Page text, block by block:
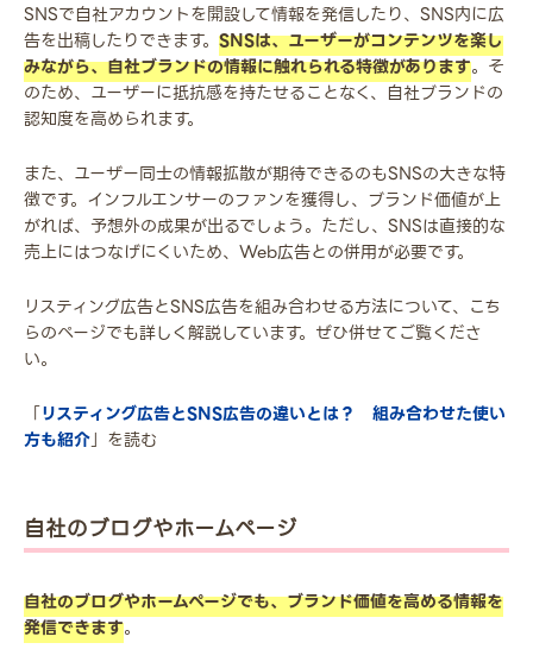
SNSで自社アカウントを開設して情報を発信したり、SNS内に広
告を出稿したりできます。 SNSは、ユーザーがコンテンツを楽し
みながら、自社ブランドの情報に触れられる特徴があります。そ
のため、ユーザーに抵抗感を持たせることなく、自社ブランドの
認知度を高められます。
また、ユーザー同士の情報拡散が期待できるのもSNSの大きな特
徴です。インフルエンサーのファンを獲得し、ブランド価値が上
がれば、予想外の成果が出るでしょう。ただし、SNSは直接的な
売上にはつなげにくいため、Web広告との併用が必要です。
リスティング広告とSNS広告を組み合わせる方法について、こち
らのページでも詳しく解説しています。ぜひ併せてご覧くださ
い。
「リスティング広告とSNS広告の違いとは？ 組み合わせた使い
方も紹介」を読む
自社のブログやホームページ
自社のブログやホームページでも、ブランド価値を高める情報を
発信できます。